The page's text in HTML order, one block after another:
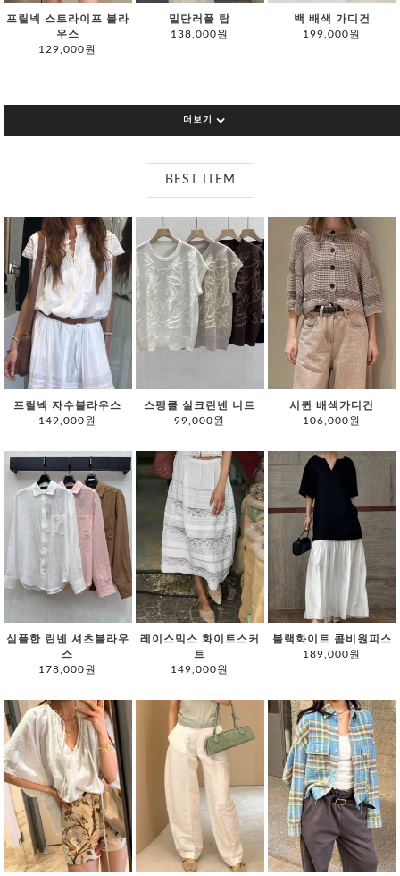
프릴넥 스트라이프 블라
우스
129,000원
밑단러플 탑
138,000원
백 배색 가디건
199,000원
더보기
BEST ITEM
프릴넥 자수블라우스
149,000원
스팽클 실크린넨 니트
99,000원
시퀸 배색가디건
106,000원
심플한 린넨 셔츠블라우
스
178,000원
레이스믹스 화이트스커
트
149,000원
블랙화이트 콤비원피스
189,000원